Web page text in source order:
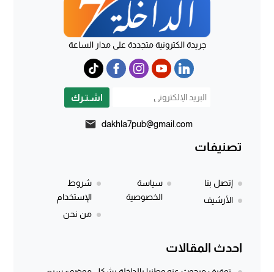
جريدة الكترونية متجددة على مدار الساعة
اشـتـرك
dakhla7pub@gmail.com
تصنيفات
إتصل بنا
الأرشيف
سياسة
الخصوصية
شروط
الإستخدام
من نحن
احدث المقالات